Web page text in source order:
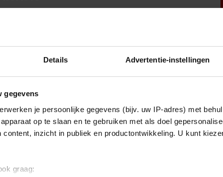
Details Advertentie-instellingen
gegevens
je persoonlijke gegevens (bijv. uw IP-adres) met
op te slaan en te gebruiken met als doel
content, inzicht in publiek en productontwikkeling. U kunt
graag:
de twee samen verder te bouwen aan het concept.
dagelijkse leven. Ze zocht naar eigen zeggen al
trainen.